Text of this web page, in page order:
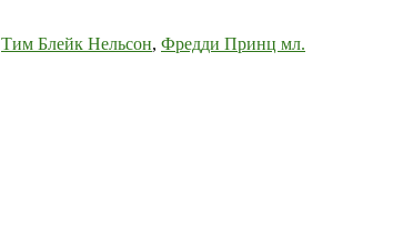
Тим Блейк Нельсон, Фредди Принц мл.